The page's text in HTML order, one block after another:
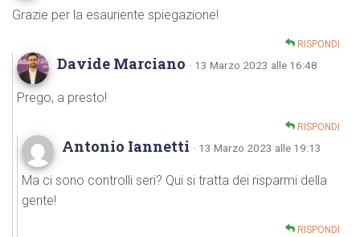
Grazie per la esauriente spiegazione!
RISPONDI
Davide Marciano · 13 Marzo 2023 alle 16:48
Prego, a presto!
RISPONDI
Antonio Iannetti · 13 Marzo 2023 alle 19:13
Ma ci sono controlli seri? Qui si tratta dei risparmi della
gente!
RISPONDI